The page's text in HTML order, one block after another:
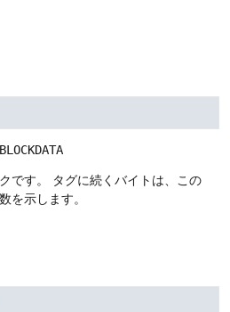
です。
タグに続くバイトは、この
を示します。